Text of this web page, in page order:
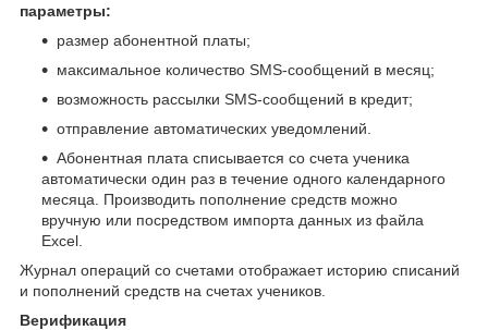
параметры:
размер абонентной платы;
максимальное количество SMS-сообщений в месяц;
возможность рассылки SMS-сообщений в кредит;
отправление автоматических уведомлений.
Абонентная плата списывается со счета ученика
автоматически один раз в течение одного календарного
месяца. Производить пополнение средств можно
вручную или посредством импорта данных из файла
Excel.
Журнал операций со счетами отображает историю списаний
и пополнений средств на счетах учеников.
Верификация